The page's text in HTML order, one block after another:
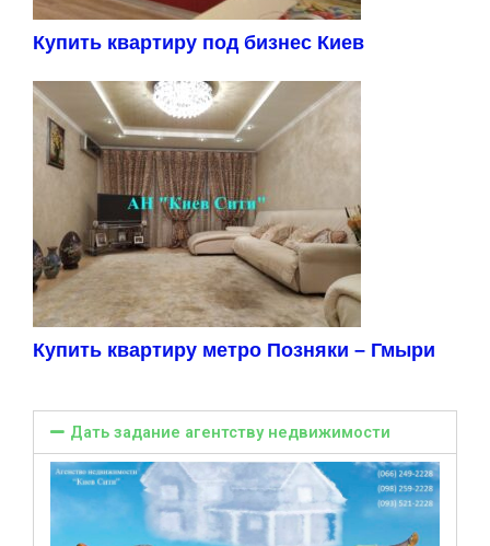
Купить квартиру под бизнес Киев
Купить квартиру метро Позняки – Гмыри
Дать задание агентству недвижимости